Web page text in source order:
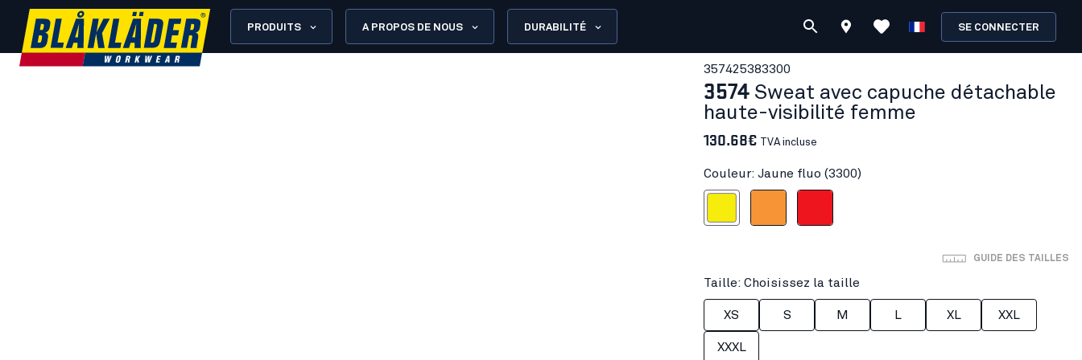
PRODUITS A PROPOS DE NOUS DURABILITÉ SE CONNECTER
357425383300
3574 Sweat avec capuche détachable
haute-visibilité femme
130.68€ TVA incluse
Couleur: Jaune fluo (3300)
GUIDE DES TAILLES
Taille: Choisissez la taille
XS S M L XL XXL
XXXL